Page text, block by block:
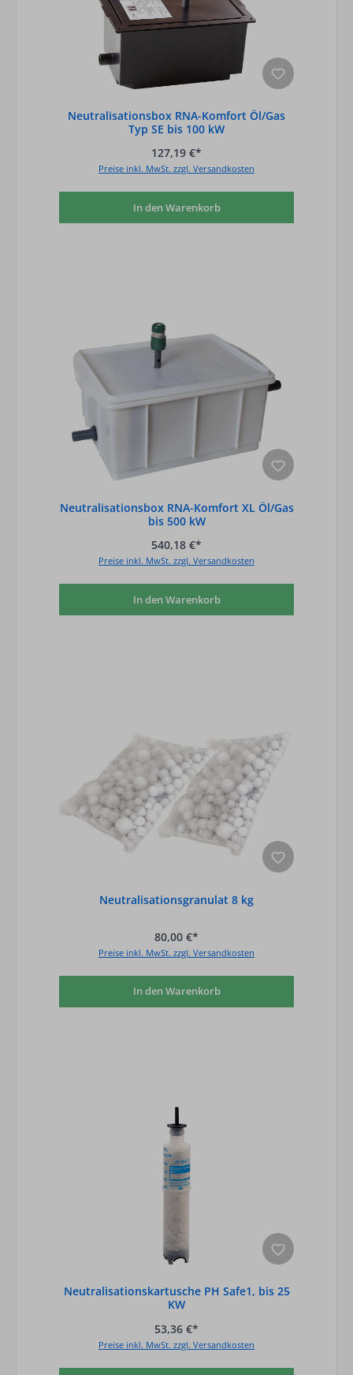
Neutralisationsbox RNA-Komfort Öl/Gas
Typ SE bis 100 kW
127,19 €*
Preise inkl. MwSt. zzgl. Versandkosten
In den Warenkorb
Neutralisationsbox RNA-Komfort XL Öl/Gas
bis 500 kW
540,18 €*
Preise inkl. MwSt. zzgl. Versandkosten
In den Warenkorb
Neutralisationsgranulat 8 kg
80,00 €*
Preise inkl. MwSt. zzgl. Versandkosten
In den Warenkorb
Neutralisationskartusche PH Safe1, bis 25
KW
53,36 €*
Preise inkl. MwSt. zzgl. Versandkosten